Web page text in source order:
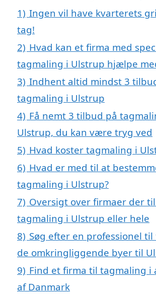
1) Ingen vil have kvarterets
tag!
2) Hvad kan et firma med
tagmaling i Ulstrup hjælpe
3) Indhent altid mindst 3
tagmaling i Ulstrup
4) Få nemt 3 tilbud på
Ulstrup, du kan være tryg ved
5) Hvad koster tagmaling i
6) Hvad er med til at
tagmaling i Ulstrup?
7) Oversigt over firmaer der
tagmaling i Ulstrup eller hele
8) Søg efter en professionel
de omkringliggende byer til
9) Find et firma til tagmaling i
af Danmark